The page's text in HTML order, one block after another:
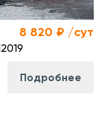
8 820 ₽ /сут
2019
Подробнее